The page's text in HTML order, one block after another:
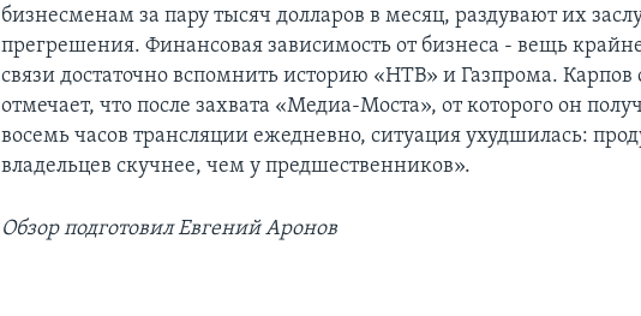
бизнесменам за пару тысяч долларов в месяц, раздувают их
прегрешения. Финансовая зависимость от бизнеса - вещь
связи достаточно вспомнить историю «НТВ» и Газпрома. Карпов
отмечает, что после захвата «Медиа-Моста», от которого он
восемь часов трансляции ежедневно, ситуация ухудшилась:
владельцев скучнее, чем у предшественников».
Обзор подготовил Евгений Аронов